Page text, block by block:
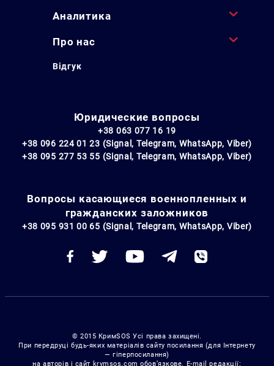
Аналитика
Про нас
Відгук
Юридические вопросы
+38 063 077 16 19
+38 096 224 01 23 (Signal, Telegram, WhatsApp, Viber)
+38 095 277 53 55 (Signal, Telegram, WhatsApp, Viber)
Вопросы касающиеся военнопленных и
гражданских заложников
+38 095 931 00 65 (Signal, Telegram, WhatsApp, Viber)
© 2015 КримSOS Усі права захищені.
При передруці будь-яких матеріалів сайту посилання (для Інтернету
— гіперпосилання)
на авторів і сайт krymsos.com обов’язкове. E-mail редакції: